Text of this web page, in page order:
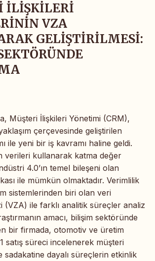
İLİŞKİLERİ
VZA
GELİŞTİRİLMESİ:
Müşteri İlişkileri Yönetimi (CRM),
çerçevesinde geliştirilen
ile yeni bir iş kavramı haline geldi.
verileri kullanarak katma değer
4.0’ın temel bileşeni olan
ile mümkün olmaktadır. Verimlilik
sistemlerinden biri olan veri
(VZA) ile farklı analitik süreçler analiz
amacı, bilişim sektöründe
bir firmada, otomotiv ve üretim
satış süreci incelenerek müşteri
sadakatine dayalı süreçlerin etkinlik